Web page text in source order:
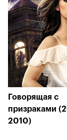
Говорящая с
призраками
2010)